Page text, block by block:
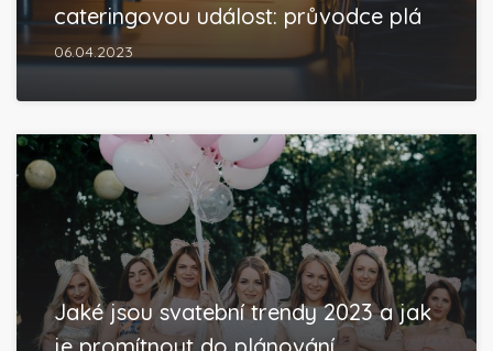
cateringovou událost: průvodce plá
06.04.2023
Jaké jsou svatební trendy 2023 a jak